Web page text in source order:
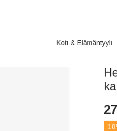
Koti & Elämäntyyli